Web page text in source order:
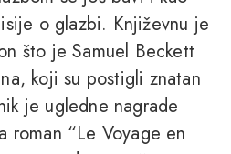
o glazbi. Književnu je
što je Samuel Beckett
koji su postigli znatan
je ugledne nagrade
roman “Le Voyage en